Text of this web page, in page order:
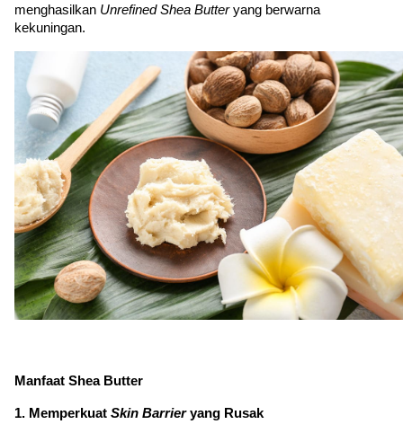
menghasilkan Unrefined Shea Butter yang berwarna
kekuningan.
Manfaat Shea Butter
1. Memperkuat Skin Barrier yang Rusak